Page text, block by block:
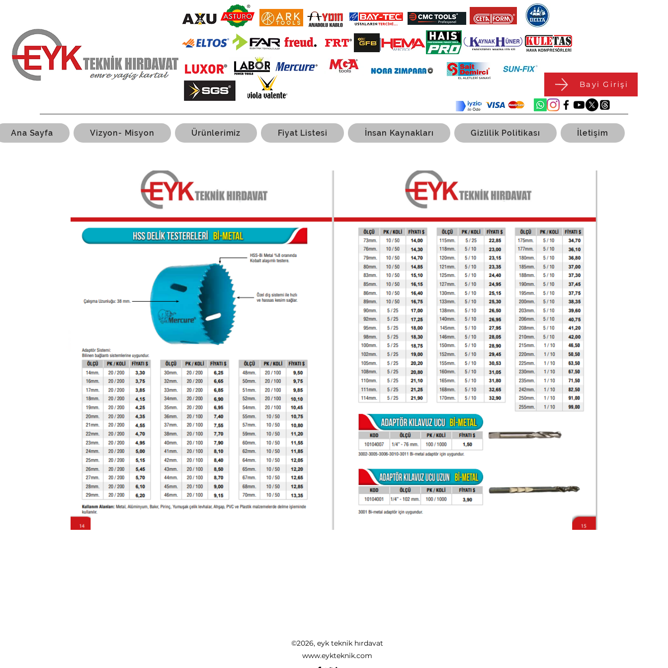
Bayi Girişi
Ana Sayfa Vizyon- Misyon Ürünlerimiz Fiyat Listesi İnsan Kaynakları Gizlilik Politikası İletişim
©2026, eyk teknik hırdavat
www.eykteknik.com